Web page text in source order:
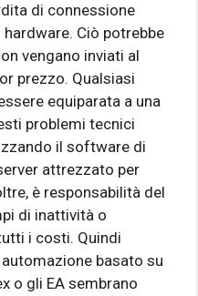
di connessione
Ciò potrebbe
vengano inviati al
prezzo. Qualsiasi
equiparata a una
problemi tecnici
il software di
attrezzato per
è responsabilità del
di inattività o
i costi. Quindi
basato su
o gli EA sembrano